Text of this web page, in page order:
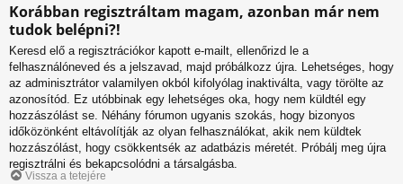
Korábban regisztráltam magam, azonban már nem
tudok belépni?!
Keresd elő a regisztrációkor kapott e-mailt, ellenőrizd le a
felhasználóneved és a jelszavad, majd próbálkozz újra. Lehetséges, hogy
az adminisztrátor valamilyen okból kifolyólag inaktiválta, vagy törölte az
azonosítód. Ez utóbbinak egy lehetséges oka, hogy nem küldtél egy
hozzászólást se. Néhány fórumon ugyanis szokás, hogy bizonyos
időközönként eltávolítják az olyan felhasználókat, akik nem küldtek
hozzászólást, hogy csökkentsék az adatbázis méretét. Próbálj meg újra
regisztrálni és bekapcsolódni a társalgásba.
Vissza a tetejére